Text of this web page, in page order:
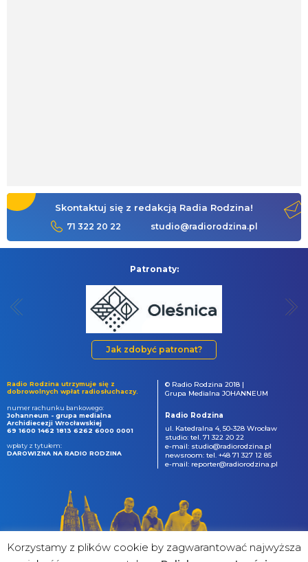
Skontaktuj się z redakcją Radia Rodzina!
71 322 20 22 studio@radiorodzina.pl
Patronaty:
Jak zdobyć patronat?
Radio Rodzina utrzymuje się z
dobrowolnych wpłat radiosłuchaczy.
numer rachunku bankowego:
Johanneum - grupa medialna
Archidiecezji Wrocławskiej
69 1600 1462 1813 6262 6000 0001
wpłaty z tytułem:
DAROWIZNA NA RADIO RODZINA
© Radio Rodzina 2018 |
Grupa Medialna JOHANNEUM
Radio Rodzina
ul. Katedralna 4, 50-328 Wrocław
studio: tel. 71 322 20 22
e-mail: studio@radiorodzina.pl
newsroom: tel. +48 71 327 12 85
e-mail: reporter@radiorodzina.pl
Korzystamy z plików cookie by zagwarantować najwyższa